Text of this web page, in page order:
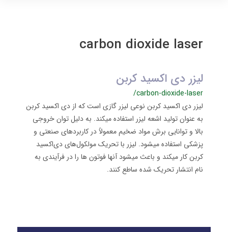
carbon dioxide laser
لیزر دی اکسید کربن
/carbon-dioxide-laser
لیزر دی اکسید کربن نوعی لیزر گازی است که از دی اکسید کربن
به عنوان تولید اشعه لیزر استفاده میکند. به دلیل توان خروجی
بالا و توانایی برش مواد ضخیم معمولاً در کاربردهای صنعتی و
پزشکی استفاده میشود. لیزر با تحریک مولکول‌های دی‌اکسید
کربن کار میکند و باعث میشود آنها فوتون ‌ها را در فرآیندی به
نام انتشار تحریک ‌شده ساطع کنند.